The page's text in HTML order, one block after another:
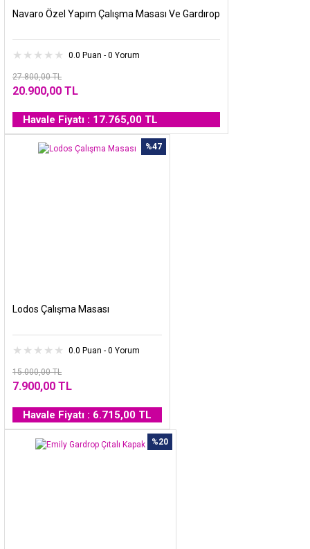
Navaro Özel Yapım Çalışma Masası Ve Gardırop
0.0 Puan - 0 Yorum
27.800,00 TL
20.900,00 TL
Havale Fiyatı : 17.765,00 TL
%47
Lodos Çalışma Masası
0.0 Puan - 0 Yorum
15.000,00 TL
7.900,00 TL
Havale Fiyatı : 6.715,00 TL
%20